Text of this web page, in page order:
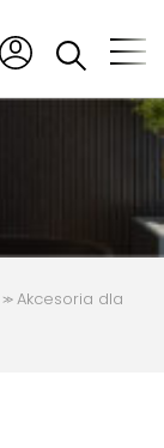
≫ Akcesoria dla